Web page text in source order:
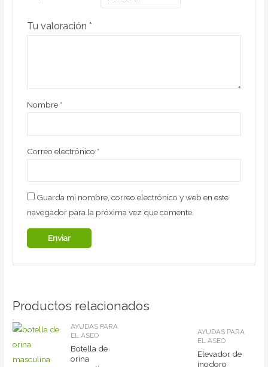
Tu valoración *
Nombre *
Correo electrónico *
Guarda mi nombre, correo electrónico y web en este
navegador para la próxima vez que comente.
Productos relacionados
AYUDAS PARA
EL ASEO
Botella de
orina
AYUDAS PARA
EL ASEO
Elevador de
inodoro